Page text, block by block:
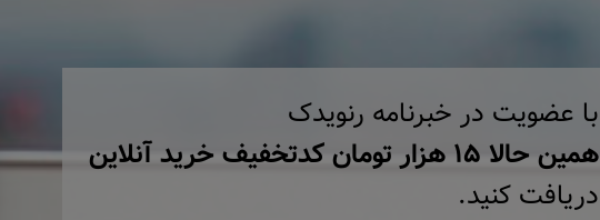
با عضویت در خبرنامه رنویدک
همین حالا ۱۵ هزار تومان کد‌تخفیف خرید آنلاین
دریافت کنید.